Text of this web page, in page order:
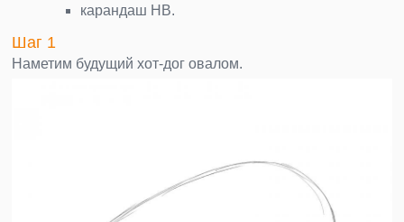
карандаш НВ.
Шаг 1
Наметим будущий хот-дог овалом.